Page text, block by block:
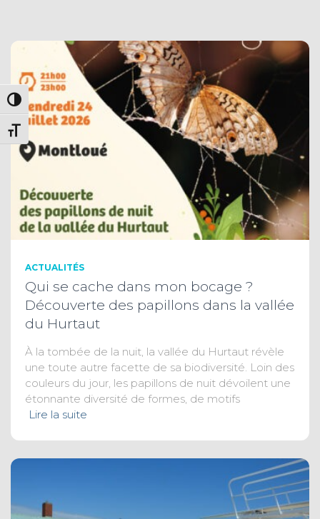
PASSER EN CONTRASTE ÉLEVÉ
CHANGER LA TAILLE DE LA POLICE
ACTUALITÉS
Qui se cache dans mon bocage ?
Découverte des papillons dans la vallée
du Hurtaut
À la tombée de la nuit, la vallée du Hurtaut révèle
une toute autre facette de sa biodiversité. Loin des
couleurs du jour, les papillons de nuit dévoilent une
étonnante diversité de formes, de motifs
Lire la suite